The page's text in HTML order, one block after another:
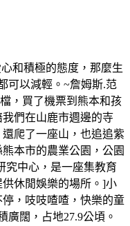
和積極的態度，那麼生
輕。~詹姆斯.范
，買了機票到熊本和孩
們在山鹿市週邊的寺
爬了一座山，也追追紫
本市的農業公園，公園
究中心，是一座集教育
休閒娛樂的場所。]小
，吱吱喳喳，快樂的童
廣闊，占地27.9公頃。